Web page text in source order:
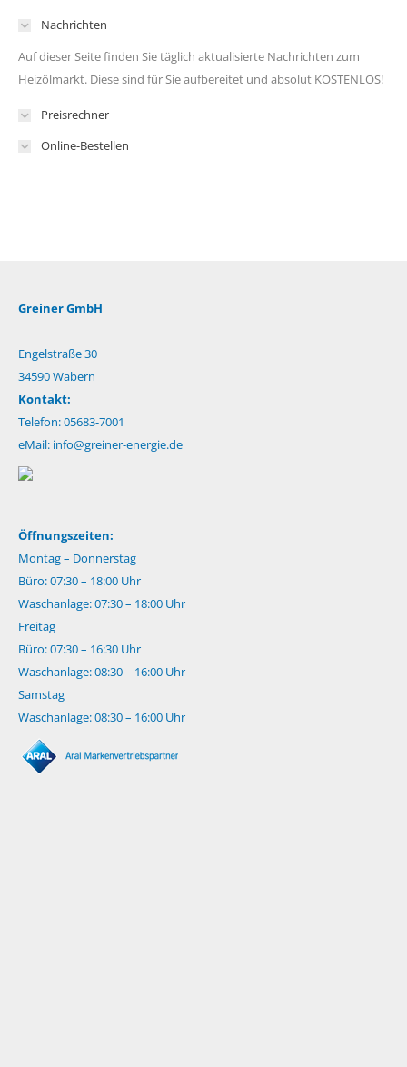
Nachrichten
Auf dieser Seite finden Sie täglich aktualisierte Nachrichten zum
Heizölmarkt. Diese sind für Sie aufbereitet und absolut KOSTENLOS!
Preisrechner
Online-Bestellen
Greiner GmbH
Engelstraße 30
34590 Wabern
Kontakt:
Telefon: 05683-7001
eMail: info@greiner-energie.de
Öffnungszeiten:
Montag – Donnerstag
Büro: 07:30 – 18:00 Uhr
Waschanlage: 07:30 – 18:00 Uhr
Freitag
Büro: 07:30 – 16:30 Uhr
Waschanlage: 08:30 – 16:00 Uhr
Samstag
Waschanlage: 08:30 – 16:00 Uhr